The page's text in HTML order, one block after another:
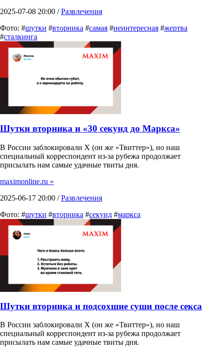
2025-07-08 20:00 /Развлечения
Фото: #шутки #вторника #самая #неинтересная #жертва
#сталкинга
Шутки вторника и «30 секунд до Маркса»
В России заблокировали X (он же «Твиттер»), но наш
специальный корреспондент из-за рубежа продолжает
присылать нам самые удачные твиты дня.
maximonline.ru »
2025-06-17 20:00 /Развлечения
Фото: #шутки #вторника #секунд #маркса
Шутки вторника и подсохшие суши после секса
В России заблокировали X (он же «Твиттер»), но наш
специальный корреспондент из-за рубежа продолжает
присылать нам самые удачные твиты дня.